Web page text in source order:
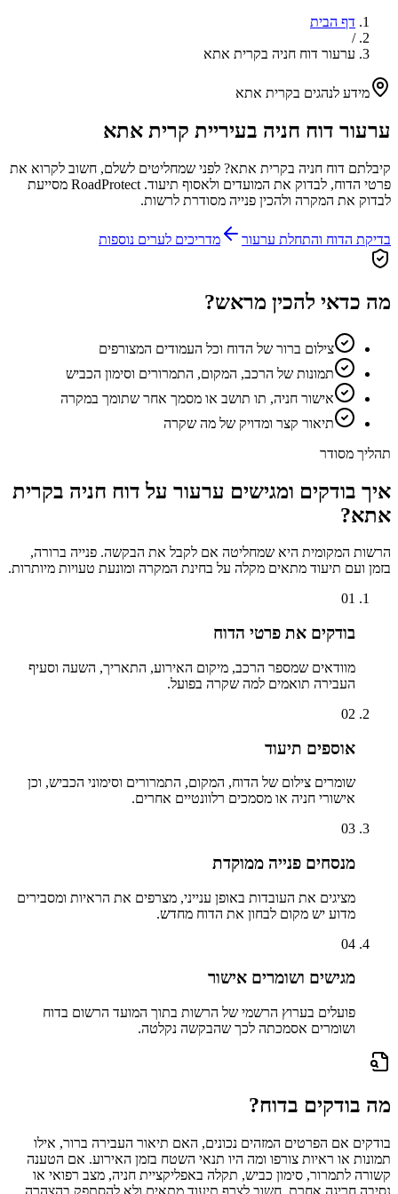
דף הבית
/
ערעור דוח חניה בקרית אתא
מידע לנהגים בקרית אתא
ערעור דוח חניה בעיריית קרית אתא
קיבלתם דוח חניה בקרית אתא? לפני שמחליטים לשלם, חשוב לקרוא את
פרטי הדוח, לבדוק את המועדים ולאסוף תיעוד. RoadProtect מסייעת
לבדוק את המקרה ולהכין פנייה מסודרת לרשות.
בדיקת הדוח והתחלת ערעור מדריכים לערים נוספות
מה כדאי להכין מראש?
צילום ברור של הדוח וכל העמודים המצורפים
תמונות של הרכב, המקום, התמרורים וסימון הכביש
אישור חניה, תו תושב או מסמך אחר שתומך במקרה
תיאור קצר ומדויק של מה שקרה
תהליך מסודר
איך בודקים ומגישים ערעור על דוח חניה בקרית
אתא?
הרשות המקומית היא שמחליטה אם לקבל את הבקשה. פנייה ברורה,
בזמן ועם תיעוד מתאים מקלה על בחינת המקרה ומונעת טעויות מיותרות.
01
בודקים את פרטי הדוח
מוודאים שמספר הרכב, מיקום האירוע, התאריך, השעה וסעיף
העבירה תואמים למה שקרה בפועל.
02
אוספים תיעוד
שומרים צילום של הדוח, המקום, התמרורים וסימוני הכביש, וכן
אישורי חניה או מסמכים רלוונטיים אחרים.
03
מנסחים פנייה ממוקדת
מציגים את העובדות באופן ענייני, מצרפים את הראיות ומסבירים
מדוע יש מקום לבחון את הדוח מחדש.
04
מגישים ושומרים אישור
פועלים בערוץ הרשמי של הרשות בתוך המועד הרשום בדוח
ושומרים אסמכתה לכך שהבקשה נקלטה.
מה בודקים בדוח?
בודקים אם הפרטים המזהים נכונים, האם תיאור העבירה ברור, אילו
תמונות או ראיות צורפו ומה היו תנאי השטח בזמן האירוע. אם הטענה
קשורה לתמרור, סימון כביש, תקלה באפליקציית חניה, מצב רפואי או
נסיבה חריגה אחרת, חשוב לצרף תיעוד מתאים ולא להסתפק בהצהרה